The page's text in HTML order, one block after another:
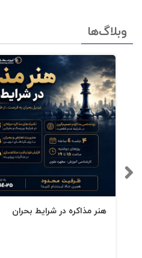
وبلاگ‌ها
هنر مذاکره در شرایط بحران